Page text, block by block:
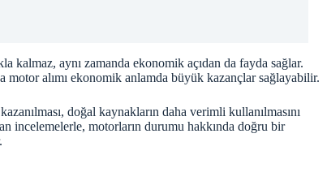
kalmaz, aynı zamanda ekonomik açıdan da fayda sağlar.
alımı ekonomik anlamda büyük kazançlar sağlayabilir.
doğal kaynakların daha verimli kullanılmasını
incelemelerle, motorların durumu hakkında doğru bir